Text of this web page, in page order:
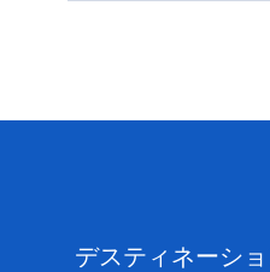
デスティネーシ